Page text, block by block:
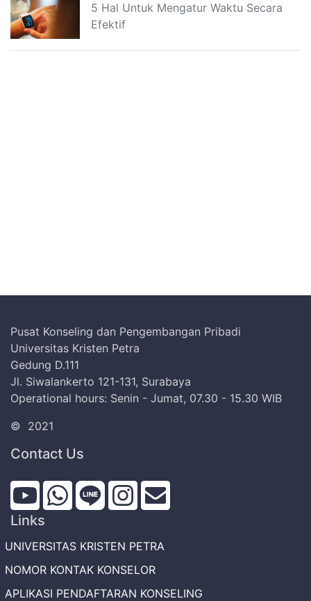
5 Hal Untuk Mengatur Waktu Secara
Efektif
Pusat Konseling dan Pengembangan Pribadi
Universitas Kristen Petra
Gedung D.111
Jl. Siwalankerto 121-131, Surabaya
Operational hours: Senin - Jumat, 07.30 - 15.30 WIB
© 2021
Contact Us
Links
UNIVERSITAS KRISTEN PETRA
NOMOR KONTAK KONSELOR
APLIKASI PENDAFTARAN KONSELING